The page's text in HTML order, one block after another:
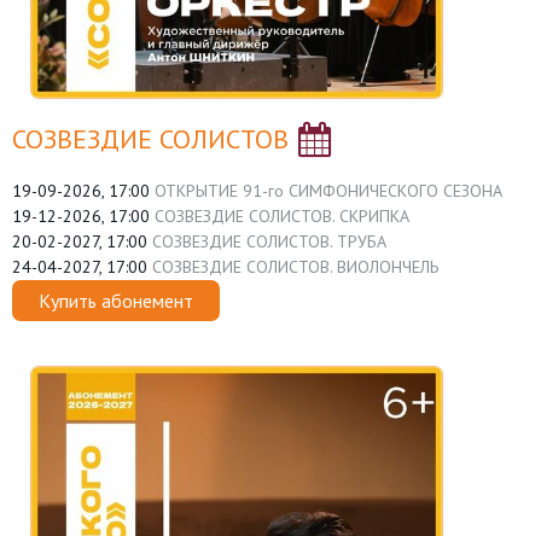
СОЗВЕЗДИЕ СОЛИСТОВ
19-09-2026, 17:00 ОТКРЫТИЕ 91-го СИМФОНИЧЕСКОГО СЕЗОНА
19-12-2026, 17:00 СОЗВЕЗДИЕ СОЛИСТОВ. СКРИПКА
20-02-2027, 17:00 СОЗВЕЗДИЕ СОЛИСТОВ. ТРУБА
24-04-2027, 17:00 СОЗВЕЗДИЕ СОЛИСТОВ. ВИОЛОНЧЕЛЬ
Купить абонемент